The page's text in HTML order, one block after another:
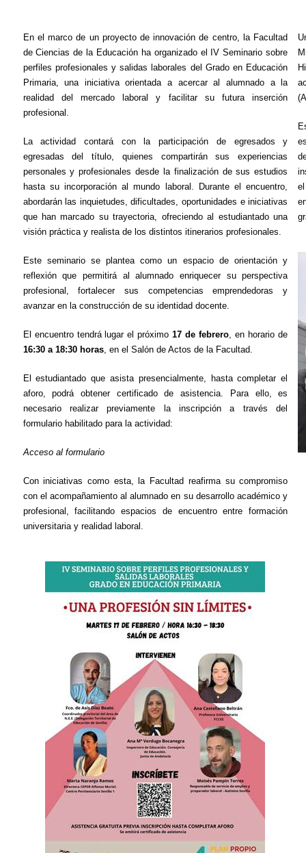
En el marco de un proyecto de innovación de centro, la Facultad
de Ciencias de la Educación ha organizado el IV Seminario sobre
perfiles profesionales y salidas laborales del Grado en Educación
Primaria, una iniciativa orientada a acercar al alumnado a la
realidad del mercado laboral y facilitar su futura inserción
profesional.
La actividad contará con la participación de egresados y
egresadas del título, quienes compartirán sus experiencias
personales y profesionales desde la finalización de sus estudios
hasta su incorporación al mundo laboral. Durante el encuentro,
abordarán las inquietudes, dificultades, oportunidades e iniciativas
que han marcado su trayectoria, ofreciendo al estudiantado una
visión práctica y realista de los distintos itinerarios profesionales.
Este seminario se plantea como un espacio de orientación y
reflexión que permitirá al alumnado enriquecer su perspectiva
profesional, fortalecer sus competencias emprendedoras y
avanzar en la construcción de su identidad docente.
El encuentro tendrá lugar el próximo17 de febrero , en horario de
16:30 a 18:30 horas, en el Salón de Actos de la Facultad.
El estudiantado que asista presencialmente, hasta completar el
aforo, podrá obtener certificado de asistencia. Para ello, es
necesario realizar previamente la inscripción a través del
formulario habilitado para la actividad:
Acceso al formulario
Con iniciativas como esta, la Facultad reafirma su compromiso
con el acompañamiento al alumnado en su desarrollo académico y
profesional, facilitando espacios de encuentro entre formación
universitaria y realidad laboral.